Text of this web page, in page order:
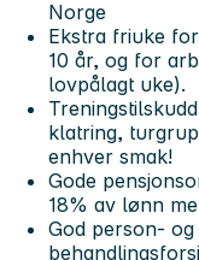
Norge
Ekstra friuke
10 år, og for
lovpålagt uke).
klatring,
enhver smak!
Gode
18% av lønn
God person-